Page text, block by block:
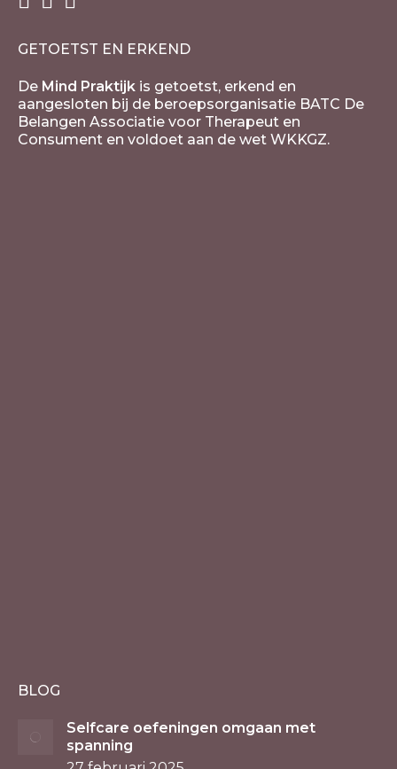
GETOETST EN ERKEND
De Mind Praktijk is getoetst, erkend en
aangesloten bij de beroepsorganisatie BATC De
Belangen Associatie voor Therapeut en
Consument en voldoet aan de wet WKKGZ.
BLOG
Selfcare oefeningen omgaan met
spanning